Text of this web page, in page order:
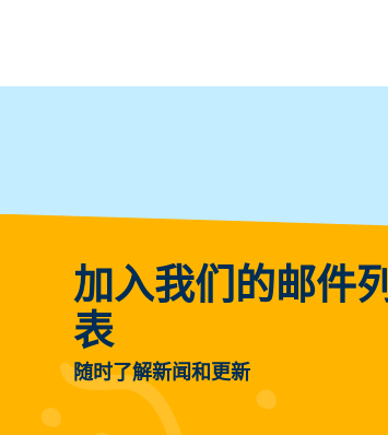
加入我们的邮件
表
随时了解新闻和更新